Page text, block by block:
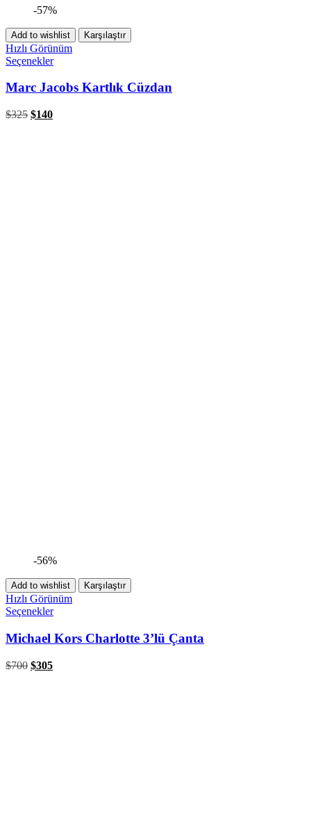
-57%
Add to wishlist Karşılaştır
Hızlı Görünüm
Seçenekler
Marc Jacobs Kartlık Cüzdan
$325 $140
-56%
Add to wishlist Karşılaştır
Hızlı Görünüm
Seçenekler
Michael Kors Charlotte 3’lü Çanta
$700 $305